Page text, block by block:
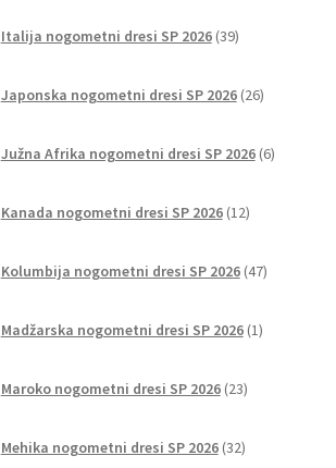
Italija nogometni dresi SP 2026 39izdelkov
Japonska nogometni dresi SP 2026 26izdelkov
Južna Afrika nogometni dresi SP 2026 6izdelkov
Kanada nogometni dresi SP 2026 12izdelkov
Kolumbija nogometni dresi SP 2026 47izdelkov
Madžarska nogometni dresi SP 2026 1izdelek
Maroko nogometni dresi SP 2026 23izdelkov
Mehika nogometni dresi SP 2026 32izdelkov